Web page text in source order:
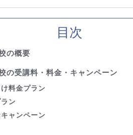
目次
の概要
の受講料・料金・キャンペーン
料金プラン
ン
ャンペーン